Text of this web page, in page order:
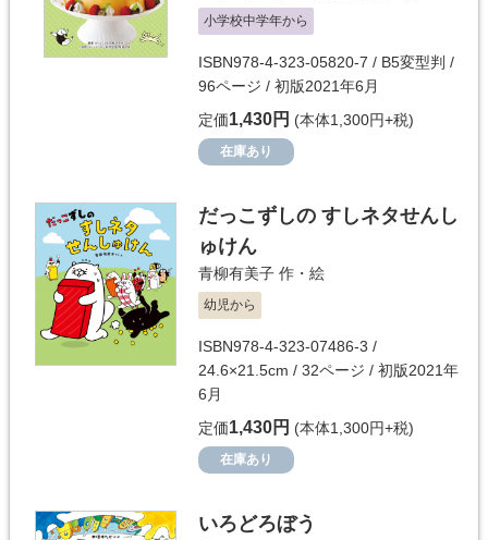
小学校中学年から
ISBN978-4-323-05820-7 / B5変型判 /
96ページ / 初版2021年6月
定価1,430円 (本体1,300円+税)
在庫あり
だっこずしの すしネタせんし
ゅけん
青柳有美子 作・絵
幼児から
ISBN978-4-323-07486-3 /
24.6×21.5cm / 32ページ / 初版2021年
6月
定価1,430円 (本体1,300円+税)
在庫あり
いろどろぼう